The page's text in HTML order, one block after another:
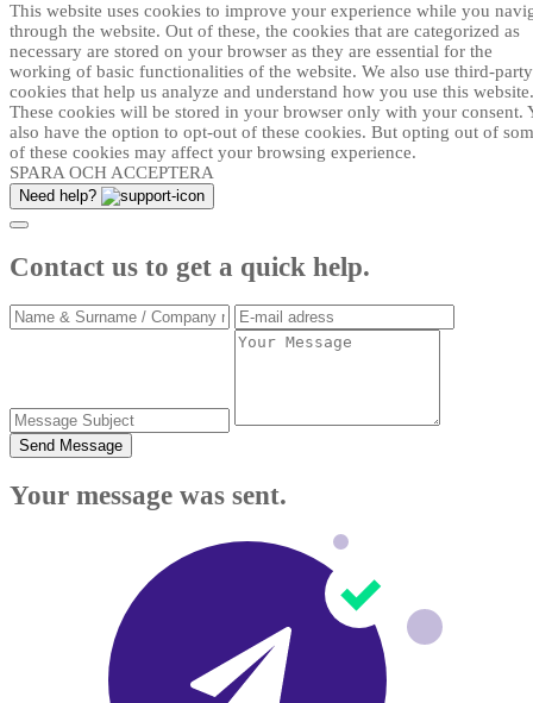
This website uses cookies to improve your experience while you
through the website. Out of these, the cookies that are categorized as
necessary are stored on your browser as they are essential for the
working of basic functionalities of the website. We also use third-party
cookies that help us analyze and understand how you use this website.
These cookies will be stored in your browser only with your consent.
also have the option to opt-out of these cookies. But opting out of
of these cookies may affect your browsing experience.
SPARA OCH ACCEPTERA
Need help?
Contact us to get a quick help.
Send Message
Your message was sent.